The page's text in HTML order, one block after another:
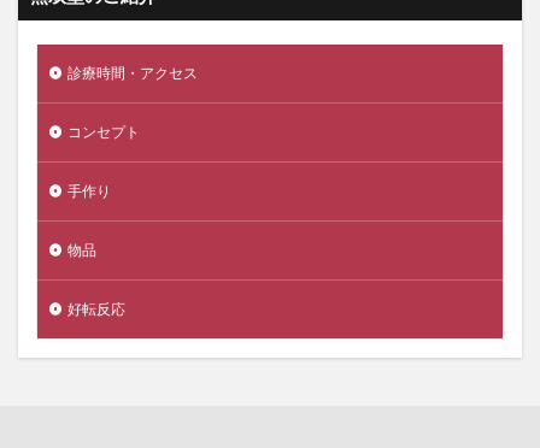
診療時間・アクセス
コンセプト
手作り
物品
好転反応